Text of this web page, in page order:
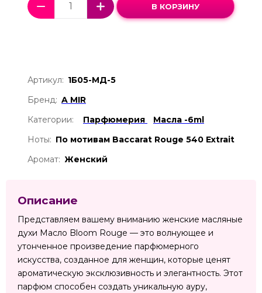
В КОРЗИНУ
Артикул: 1Б05-МД-5
Бренд: A MIR
Категории:
Парфюмерия
Масла -6ml
Ноты: По мотивам Baccarat Rouge 540 Extrait
Аромат: Женский
Описание
Представляем вашему вниманию женские масляные
духи Mасло Bloom Rouge — это волнующее и
утонченное произведение парфюмерного
искусства, созданное для женщин, которые ценят
ароматическую эксклюзивность и элегантность. Этот
парфюм способен создать уникальную ауру,